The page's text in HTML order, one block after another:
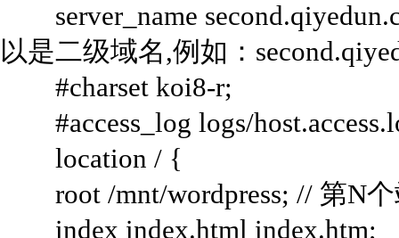
server_name
以是二级域名,例如：
#charset koi8-r;
#access_log logs/
location / {
root /mnt/wordpress; // 第N
index index.html index.htm;